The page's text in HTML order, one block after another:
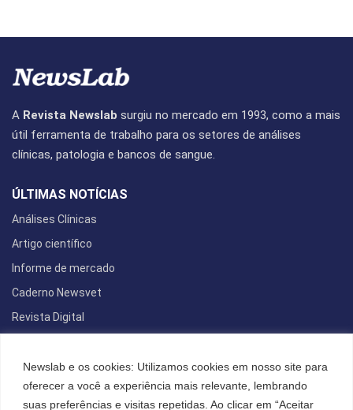
Newslab e os cookies: Utilizamos cookies em nosso site para
oferecer a você a experiência mais relevante, lembrando
suas preferências e visitas repetidas. Ao clicar em “Aceitar
A Revista Newslab surgiu no mercado em 1993, como a mais
útil ferramenta de trabalho para os setores de análises
clínicas, patologia e bancos de sangue.
ÚLTIMAS NOTÍCIAS
Análises Clínicas
Artigo científico
Informe de mercado
Caderno Newsvet
Revista Digital